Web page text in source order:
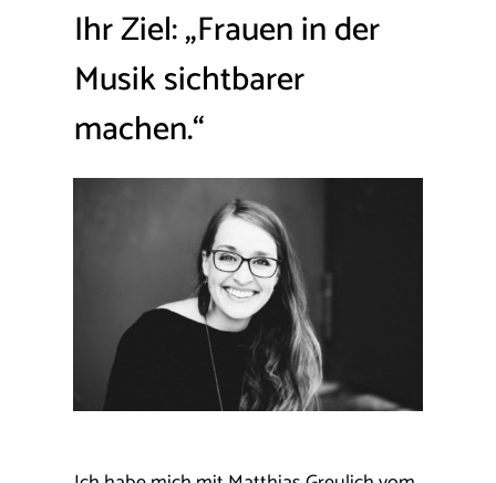
​Ihr Ziel: „Frauen in der
Musik sichtbarer
machen.“